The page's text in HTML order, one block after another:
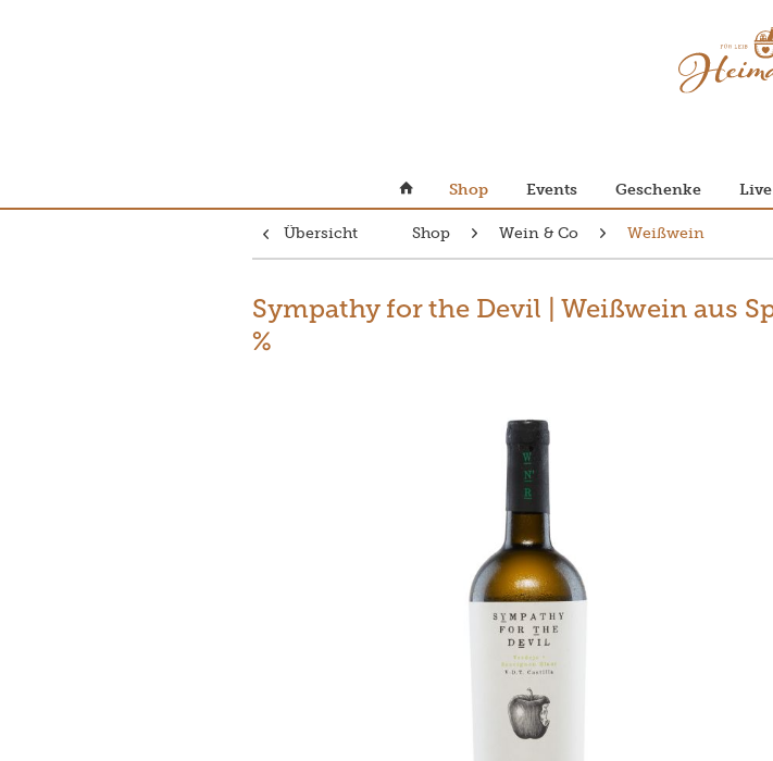
Shop Events Geschenke
Übersicht Shop Wein & Co Weißwein
Sympathy for the Devil | Weißwein aus
%